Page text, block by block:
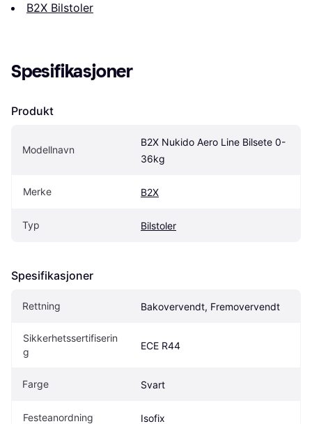
B2X Bilstoler
Spesifikasjoner
Produkt
Modellnavn
B2X Nukido Aero Line Bilsete 0-
36kg
Merke B2X
Typ Bilstoler
Spesifikasjoner
Rettning Bakovervendt, Fremovervendt
Sikkerhetssertifiserin
g
ECE R44
Farge Svart
Festeanordning Isofix